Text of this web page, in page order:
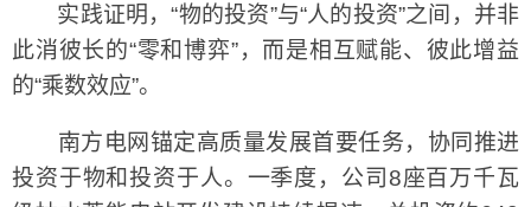
实践证明，“物的投资”与“人的投资”之间，并非
此消彼长的“零和博弈”，而是相互赋能、彼此增益
的“乘数效应”。
南方电网锚定高质量发展首要任务，协同推进
投资于物和投资于人。一季度，公司8座百万千瓦